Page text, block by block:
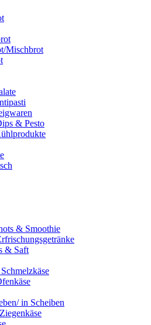
Mischbrot
& Pesto
& Smoothie
& Saft
in Scheiben